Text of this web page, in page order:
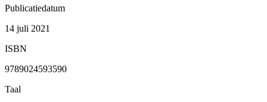
Publicatiedatum
14 juli 2021
ISBN
9789024593590
Taal